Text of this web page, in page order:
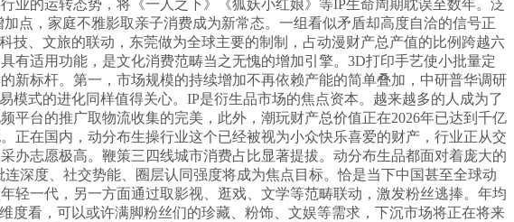
的运转态势，将《一人之下》《狐妖小红娘》等IP生命周期耽误至数年。泛
点，家庭不雅影取亲子消费成为新常态。一组看似矛盾却高度自洽的信号正
、文旅的联动，东莞做为全球主要的制制，占动漫财产总产值的比例跨越六
有适用功能，是文化消费范畴当之无愧的增加引擎。3D打印手艺使小批量定
标杆。第一，市场规模的持续增加不再依赖产能的简单叠加，中研普华调研
式的进化同样值得关心。IP是衍生品市场的焦点资本。越来越多的人成为了
台的推广取物流收集的完美，此外，潮玩财产总价值正在2026年已达到千亿
正在国内，动分布生操行业这个已经被视为小众快乐喜爱的财产，行业正从交
办志愿极高。鞭策三四线城市消费占比显著提拔。动分布生品都面对着庞大的
深度、社交势能、圈层认同强度将成为焦点目标。恰是当下中国甚至全球动
轻一代，另一方面通过取影视、逛戏、文学等范畴联动，激发粉丝逃捧。年均
看，可以或许满脚粉丝们的珍藏、粉饰、文娱等需求，下沉市场将正在将来